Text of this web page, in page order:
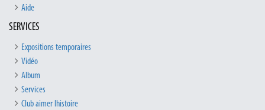
Aide
SERVICES
Expositions temporaires
Vidéo
Album
Services
Club aimer lhistoire